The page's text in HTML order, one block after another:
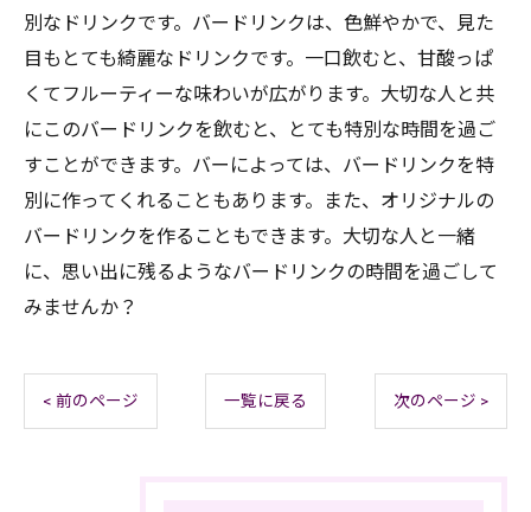
別なドリンクです。バードリンクは、色鮮やかで、見た
目もとても綺麗なドリンクです。一口飲むと、甘酸っぱ
くてフルーティーな味わいが広がります。大切な人と共
にこのバードリンクを飲むと、とても特別な時間を過ご
すことができます。バーによっては、バードリンクを特
別に作ってくれることもあります。また、オリジナルの
バードリンクを作ることもできます。大切な人と一緒
に、思い出に残るようなバードリンクの時間を過ごして
みませんか？
< 前のページ 一覧に戻る 次のページ >